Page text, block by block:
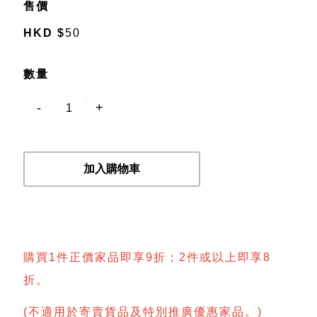
售價
HKD$50
數量
加入購物車
購買1件正價家品即享9折；2件或以上即享8
折。
(不適用於寄賣貨品及特別推廣優惠家品。)